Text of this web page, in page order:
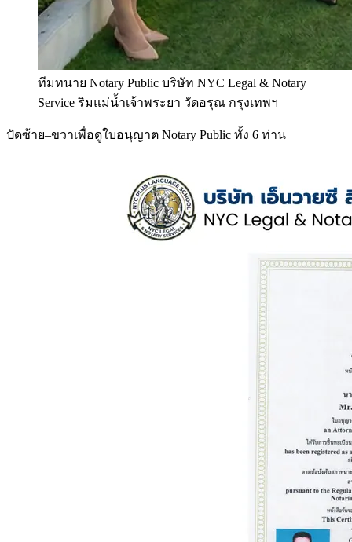
ทีมทนาย Notary Public บริษัท NYC Legal & Notary
Service ริมแม่น้ำเจ้าพระยา วัดอรุณ กรุงเทพฯ
ปัดซ้าย–ขวาเพื่อดูใบอนุญาต Notary Public ทั้ง 6 ท่าน